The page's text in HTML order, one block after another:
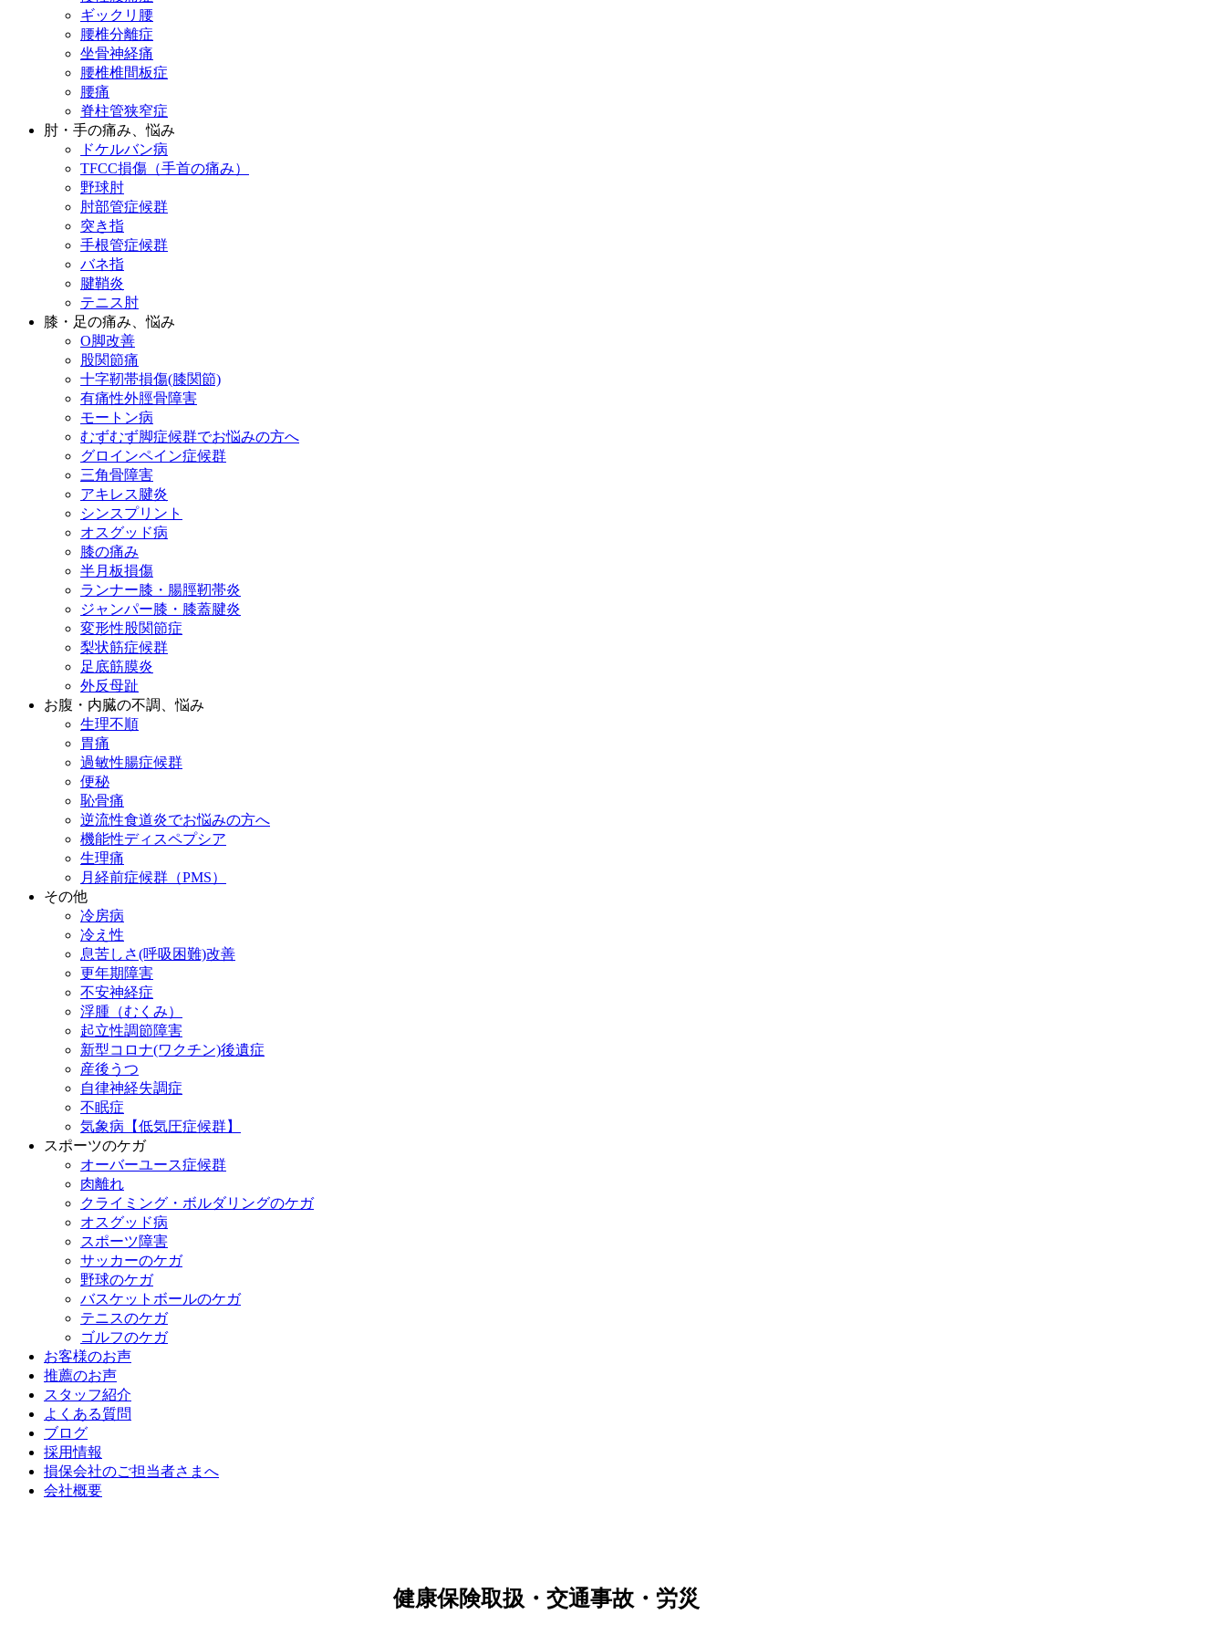
ギックリ腰
腰椎分離症
坐骨神経痛
腰椎椎間板症
腰痛
脊柱管狭窄症
肘・手の痛み、悩み
ドケルバン病
TFCC損傷（手首の痛み）
野球肘
肘部管症候群
突き指
手根管症候群
バネ指
腱鞘炎
テニス肘
膝・足の痛み、悩み
O脚改善
股関節痛
十字靭帯損傷(膝関節)
有痛性外脛骨障害
モートン病
むずむず脚症候群でお悩みの方へ
グロインペイン症候群
三角骨障害
アキレス腱炎
シンスプリント
オスグッド病
膝の痛み
半月板損傷
ランナー膝・腸脛靭帯炎
ジャンパー膝・膝蓋腱炎
変形性股関節症
梨状筋症候群
足底筋膜炎
外反母趾
お腹・内臓の不調、悩み
生理不順
胃痛
過敏性腸症候群
便秘
恥骨痛
逆流性食道炎でお悩みの方へ
機能性ディスペプシア
生理痛
月経前症候群（PMS）
その他
冷房病
冷え性
息苦しさ(呼吸困難)改善
更年期障害
不安神経症
浮腫（むくみ）
起立性調節障害
新型コロナ(ワクチン)後遺症
産後うつ
自律神経失調症
不眠症
気象病【低気圧症候群】
スポーツのケガ
オーバーユース症候群
肉離れ
クライミング・ボルダリングのケガ
オスグッド病
スポーツ障害
サッカーのケガ
野球のケガ
バスケットボールのケガ
テニスのケガ
ゴルフのケガ
お客様のお声
推薦のお声
スタッフ紹介
よくある質問
ブログ
採用情報
損保会社のご担当者さまへ
会社概要
健康保険取扱・交通事故・労災